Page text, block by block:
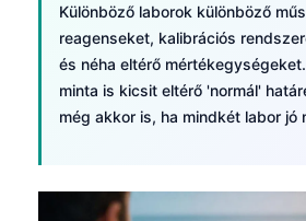
Különböző laborok különböző
reagenseket, kalibrációs
és néha eltérő
minta is kicsit eltérő 'normál'
még akkor is, ha mindkét labor jó